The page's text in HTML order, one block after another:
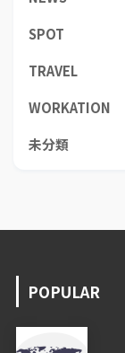
SPOT
TRAVEL
WORKATION
未分類
POPULAR